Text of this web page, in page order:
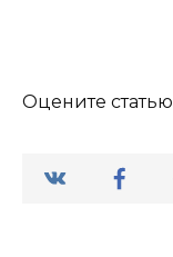
Оцените статью